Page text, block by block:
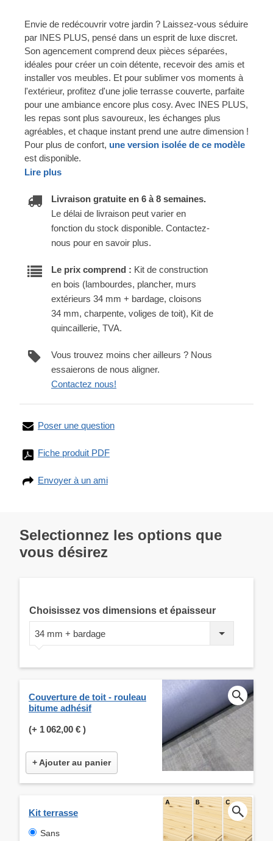
Envie de redécouvrir votre jardin ? Laissez-vous séduire
par INES PLUS, pensé dans un esprit de luxe discret.
Son agencement comprend deux pièces séparées,
idéales pour créer un coin détente, recevoir des amis et
installer vos meubles. Et pour sublimer vos moments à
l'extérieur, profitez d'une jolie terrasse couverte, parfaite
pour une ambiance encore plus cosy. Avec INES PLUS,
les repas sont plus savoureux, les échanges plus
agréables, et chaque instant prend une autre dimension !
Pour plus de confort, une version isolée de ce modèle
est disponible.
Lire plus
Livraison gratuite en 6 à 8 semaines.
Le délai de livraison peut varier en
fonction du stock disponible. Contactez-
nous pour en savoir plus.
Le prix comprend : Kit de construction
en bois (lambourdes, plancher, murs
extérieurs 34 mm + bardage, cloisons
34 mm, charpente, voliges de toit), Kit de
quincaillerie, TVA.
Vous trouvez moins cher ailleurs ? Nous
essaierons de nous aligner.
Contactez nous!
Poser une question
Fiche produit PDF
Envoyer à un ami
Selectionnez les options que
vous désirez
Choisissez vos dimensions et épaisseur
34 mm + bardage
Couverture de toit - rouleau
bitume adhésif
(+ 1 062,00 € )
+ Ajouter au panier
Kit terrasse
Sans